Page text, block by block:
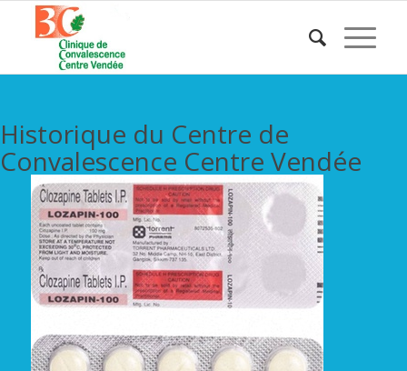
Historique du Centre de
Convalescence Centre Vendée